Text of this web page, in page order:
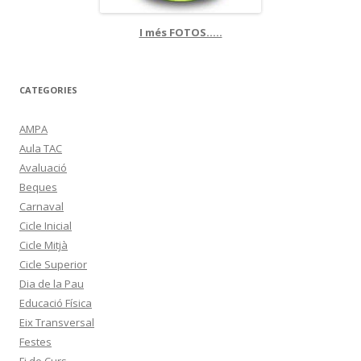
I més FOTOS.....
CATEGORIES
AMPA
Aula TAC
Avaluació
Beques
Carnaval
Cicle Inicial
Cicle Mitjà
Cicle Superior
Dia de la Pau
Educació Física
Eix Transversal
Festes